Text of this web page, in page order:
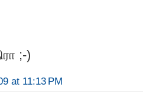
;-)
at 11:13 PM